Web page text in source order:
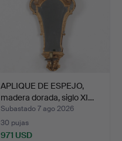
APLIQUE DE ESPEJO,
madera dorada, siglo XI…
Subastado 7 ago 2026
30 pujas
971 USD